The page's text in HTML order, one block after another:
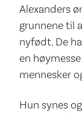
Alexanders
grunnene til
nyfødt. De
en
mennesker
Hun synes